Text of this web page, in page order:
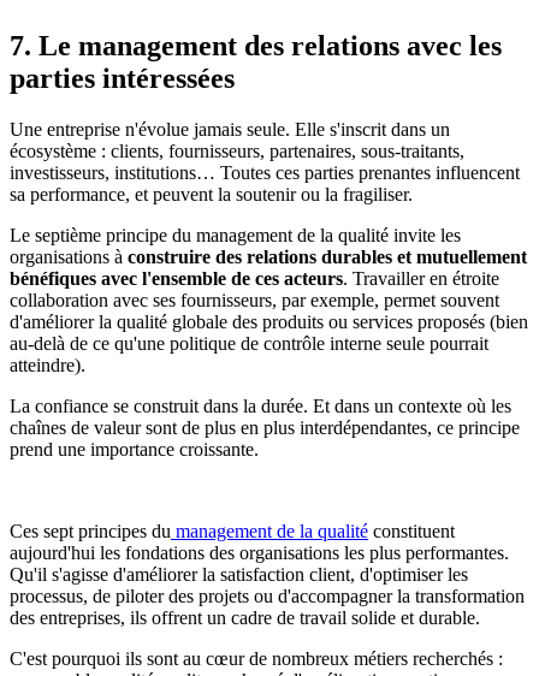
7. Le management des relations avec les
parties intéressées
Une entreprise n'évolue jamais seule. Elle s'inscrit dans un
écosystème : clients, fournisseurs, partenaires, sous-traitants,
investisseurs, institutions… Toutes ces parties prenantes influencent
sa performance, et peuvent la soutenir ou la fragiliser.
Le septième principe du management de la qualité invite les
organisations à construire des relations durables et mutuellement
bénéfiques avec l'ensemble de ces acteurs. Travailler en étroite
collaboration avec ses fournisseurs, par exemple, permet souvent
d'améliorer la qualité globale des produits ou services proposés (bien
au-delà de ce qu'une politique de contrôle interne seule pourrait
atteindre).
La confiance se construit dans la durée. Et dans un contexte où les
chaînes de valeur sont de plus en plus interdépendantes, ce principe
prend une importance croissante.
Ces sept principes du management de la qualité constituent
aujourd'hui les fondations des organisations les plus performantes.
Qu'il s'agisse d'améliorer la satisfaction client, d'optimiser les
processus, de piloter des projets ou d'accompagner la transformation
des entreprises, ils offrent un cadre de travail solide et durable.
C'est pourquoi ils sont au cœur de nombreux métiers recherchés :